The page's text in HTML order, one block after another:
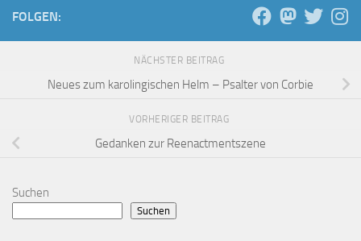
FOLGEN:
NÄCHSTER BEITRAG
Neues zum karolingischen Helm – Psalter von Corbie
VORHERIGER BEITRAG
Gedanken zur Reenactmentszene
Suchen
Suchen